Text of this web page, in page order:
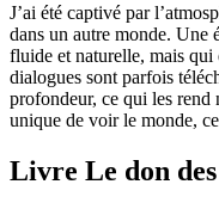
J’ai été captivé par
dans un autre monde. Une
fluide et naturelle, mais qui
dialogues sont parfois
profondeur, ce qui les rend
unique de voir le monde,
Livre Le don